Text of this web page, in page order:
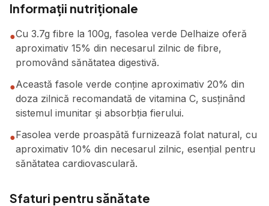
Informații nutriționale
●Cu 3.7g fibre la 100g, fasolea verde Delhaize oferă
aproximativ 15% din necesarul zilnic de fibre,
promovând sănătatea digestivă.
●Această fasole verde conține aproximativ 20% din
doza zilnică recomandată de vitamina C, susținând
sistemul imunitar și absorbția fierului.
●Fasolea verde proaspătă furnizează folat natural, cu
aproximativ 10% din necesarul zilnic, esențial pentru
sănătatea cardiovasculară.
Sfaturi pentru sănătate